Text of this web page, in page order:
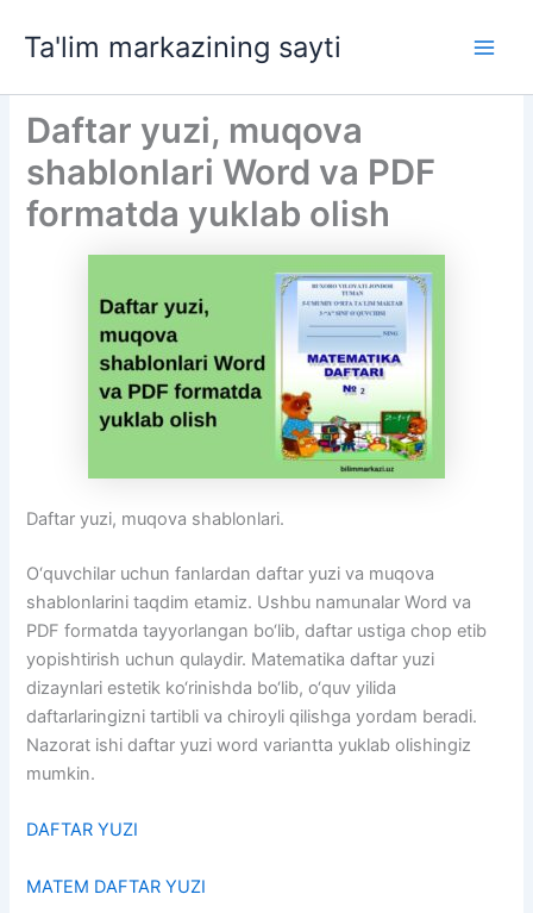
Ta'lim markazining sayti
Daftar yuzi, muqova
shablonlari Word va PDF
formatda yuklab olish
Daftar yuzi, muqova shablonlari.
O‘quvchilar uchun fanlardan daftar yuzi va muqova
shablonlarini taqdim etamiz. Ushbu namunalar Word va
PDF formatda tayyorlangan bo‘lib, daftar ustiga chop etib
yopishtirish uchun qulaydir. Matematika daftar yuzi
dizaynlari estetik ko‘rinishda bo‘lib, o‘quv yilida
daftarlaringizni tartibli va chiroyli qilishga yordam beradi.
Nazorat ishi daftar yuzi word variantta yuklab olishingiz
mumkin.
DAFTAR YUZI
MATEM DAFTAR YUZI